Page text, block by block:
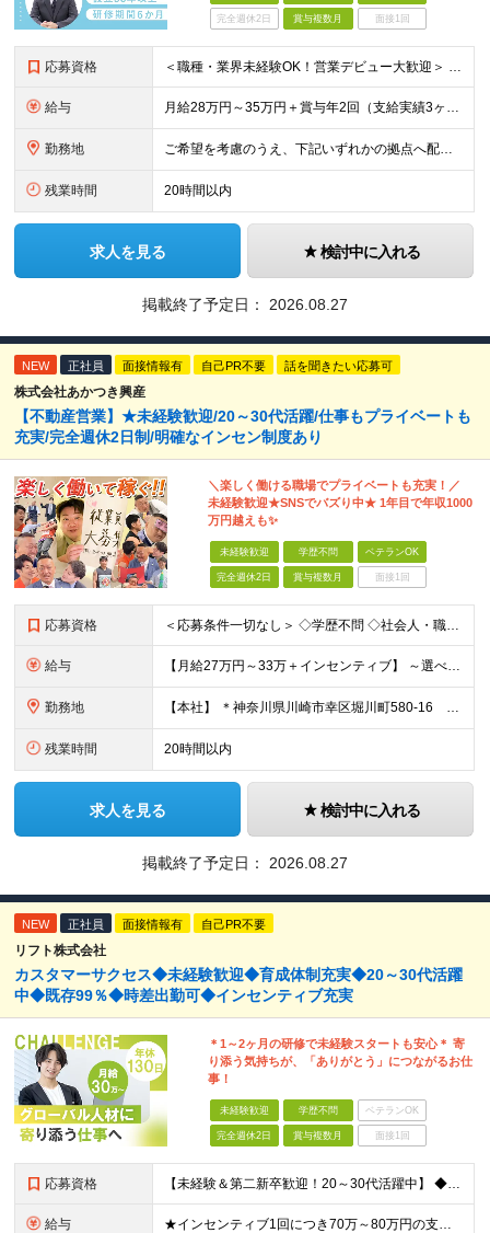
完全週休2日 賞与複数月 面接1回
応募資格 ＜職種・業界未経験OK！営業デビュー大歓迎＞ ◆要普通自動車免許（AT限定可） ◆学歴不問 ＼当てはまる方、ぜひご応募ください！／ □人と話すことや、人の役に立つことが好き □未経験から営業として成
給与 月給28万円～35万円＋賞与年2回（支給実績3ヶ月分） ※経験・年齢・能力を考慮の上、当社規定により決定します。 ※上記月給には固定残業代(25時間分／47,314円～)
勤務地 ご希望を考慮のうえ、下記いずれかの拠点へ配属します。 ※自動車通勤可能（要相談） 【東北エリア】 仙台支店、盛岡支店、福島支店 【関東エリア】 東京本社、東京支店、埼玉支店、千葉支店、群馬支店、東
残業時間 20時間以内
求人を見る 検討中に入れる
掲載終了予定日： 2026.08.27
NEW 正社員 面接情報有 自己PR不要 話を聞きたい応募可
株式会社あかつき興産
【不動産営業】★未経験歓迎/20～30代活躍/仕事もプライベートも
充実/完全週休2日制/明確なインセン制度あり
＼楽しく働ける職場でプライベートも充実！／
未経験歓迎★SNSでバズり中★ 1年目で年収1000
万円越えも✨
未経験歓迎 学歴不問 ベテランOK
完全週休2日 賞与複数月 面接1回
応募資格 ＜応募条件一切なし＞ ◇学歴不問 ◇社会⼈・職種・業種未経験歓迎 ◇基本的なPCスキルをお持ちの⽅
給与 【⽉給27万円～33万＋インセンティブ】 ～選べる給与制度～ 固定給とインセンティブの割合を選択することが可能◎ ⾯接時にご相談可能です！ ￣￣￣￣￣￣￣￣￣￣￣￣￣￣￣￣￣￣￣ 月収27万円の場合
勤務地 【本社】 ＊神奈川県川崎市幸区堀川町580-16 川崎テックセンター9階 ※転勤はありません ※受動喫煙対策あり(オフィス内分煙)
残業時間 20時間以内
求人を見る 検討中に入れる
掲載終了予定日： 2026.08.27
NEW 正社員 面接情報有 自己PR不要
リフト株式会社
カスタマーサクセス◆未経験歓迎◆育成体制充実◆20～30代活躍
中◆既存99％◆時差出勤可◆インセンティブ充実
＊1～2ヶ月の研修で未経験スタートも安心＊ 寄
り添う気持ちが、「ありがとう」につながるお仕
事！
未経験歓迎 学歴不問 ベテランOK
完全週休2日 賞与複数月 面接1回
応募資格 【未経験＆第二新卒歓迎！20～30代活躍中】 ◆学歴不問 ◆社会人経験が1年以上ある方（職種・業種は不問） ◆普通自動車免許（AT限定可）必須 ＼こんな方をお待ちしています／ ・当社のビジョンに共感
給与 ★インセンティブ1回につき70万～80万円の支給実績も！ ■月給30万円～40万円＋賞与（インセンティブ）年2回 ※上記には、固定残業代（月30時間分／54,800円～73,000円）を含んでいます